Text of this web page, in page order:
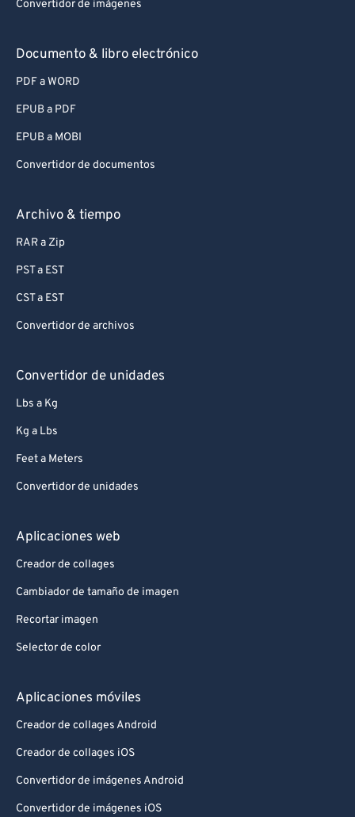
Convertidor de imágenes
Documento & libro electrónico
PDF a WORD
EPUB a PDF
EPUB a MOBI
Convertidor de documentos
Archivo & tiempo
RAR a Zip
PST a EST
CST a EST
Convertidor de archivos
Convertidor de unidades
Lbs a Kg
Kg a Lbs
Feet a Meters
Convertidor de unidades
Aplicaciones web
Creador de collages
Cambiador de tamaño de imagen
Recortar imagen
Selector de color
Aplicaciones móviles
Creador de collages Android
Creador de collages iOS
Convertidor de imágenes Android
Convertidor de imágenes iOS